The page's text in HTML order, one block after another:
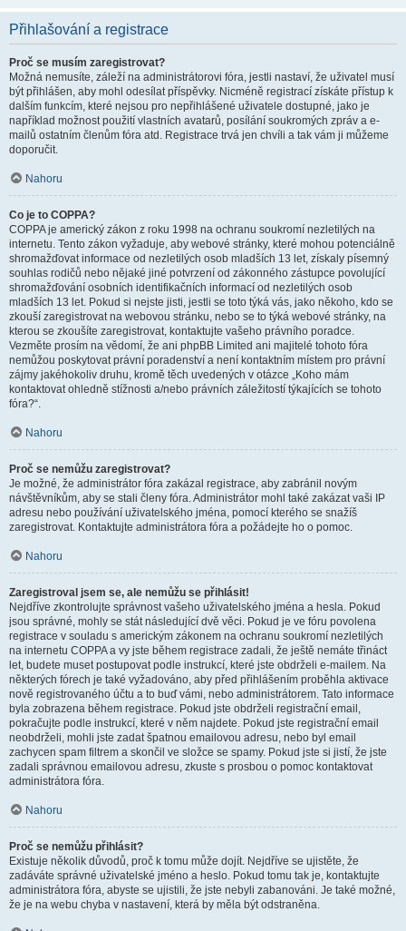
Přihlašování a registrace
Proč se musím zaregistrovat?
Možná nemusíte, záleží na administrátorovi fóra, jestli nastaví, že uživatel musí
být přihlášen, aby mohl odesílat příspěvky. Nicméně registrací získáte přístup k
dalším funkcím, které nejsou pro nepřihlášené uživatele dostupné, jako je
například možnost použití vlastních avatarů, posílání soukromých zpráv a e-
mailů ostatním členům fóra atd. Registrace trvá jen chvíli a tak vám ji můžeme
doporučit.
Nahoru
Co je to COPPA?
COPPA je americký zákon z roku 1998 na ochranu soukromí nezletilých na
internetu. Tento zákon vyžaduje, aby webové stránky, které mohou potenciálně
shromažďovat informace od nezletilých osob mladších 13 let, získaly písemný
souhlas rodičů nebo nějaké jiné potvrzení od zákonného zástupce povolující
shromažďování osobních identifikačních informací od nezletilých osob
mladších 13 let. Pokud si nejste jisti, jestli se toto týká vás, jako někoho, kdo se
zkouší zaregistrovat na webovou stránku, nebo se to týká webové stránky, na
kterou se zkoušíte zaregistrovat, kontaktujte vašeho právního poradce.
Vezměte prosím na vědomí, že ani phpBB Limited ani majitelé tohoto fóra
nemůžou poskytovat právní poradenství a není kontaktním místem pro právní
zájmy jakéhokoliv druhu, kromě těch uvedených v otázce „Koho mám
kontaktovat ohledně stížnosti a/nebo právních záležitostí týkajících se tohoto
fóra?“.
Nahoru
Proč se nemůžu zaregistrovat?
Je možné, že administrátor fóra zakázal registrace, aby zabránil novým
návštěvníkům, aby se stali členy fóra. Administrátor mohl také zakázat vaši IP
adresu nebo používání uživatelského jména, pomocí kterého se snažíš
zaregistrovat. Kontaktujte administrátora fóra a požádejte ho o pomoc.
Nahoru
Zaregistroval jsem se, ale nemůžu se přihlásit!
Nejdříve zkontrolujte správnost vašeho uživatelského jména a hesla. Pokud
jsou správné, mohly se stát následující dvě věci. Pokud je ve fóru povolena
registrace v souladu s americkým zákonem na ochranu soukromí nezletilých
na internetu COPPA a vy jste během registrace zadali, že ještě nemáte třináct
let, budete muset postupovat podle instrukcí, které jste obdrželi e-mailem. Na
některých fórech je také vyžadováno, aby před přihlášením proběhla aktivace
nově registrovaného účtu a to buď vámi, nebo administrátorem. Tato informace
byla zobrazena během registrace. Pokud jste obdrželi registrační email,
pokračujte podle instrukcí, které v něm najdete. Pokud jste registrační email
neobdrželi, mohli jste zadat špatnou emailovou adresu, nebo byl email
zachycen spam filtrem a skončil ve složce se spamy. Pokud jste si jistí, že jste
zadali správnou emailovou adresu, zkuste s prosbou o pomoc kontaktovat
administrátora fóra.
Nahoru
Proč se nemůžu přihlásit?
Existuje několik důvodů, proč k tomu může dojít. Nejdříve se ujistěte, že
zadáváte správné uživatelské jméno a heslo. Pokud tomu tak je, kontaktujte
administrátora fóra, abyste se ujistili, že jste nebyli zabanováni. Je také možné,
že je na webu chyba v nastavení, která by měla být odstraněna.